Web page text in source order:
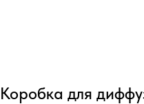
Коробка для